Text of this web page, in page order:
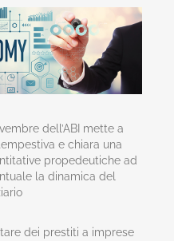
dell’ABI mette a
e chiara una
propedeutiche ad
la dinamica del
dei prestiti a imprese